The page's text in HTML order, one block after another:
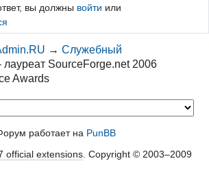
вы должны войти или
→Служебный
лауреат SourceForge.net 2006
Awards
работает на PunBB
official extensions. Copyright © 2003–2009